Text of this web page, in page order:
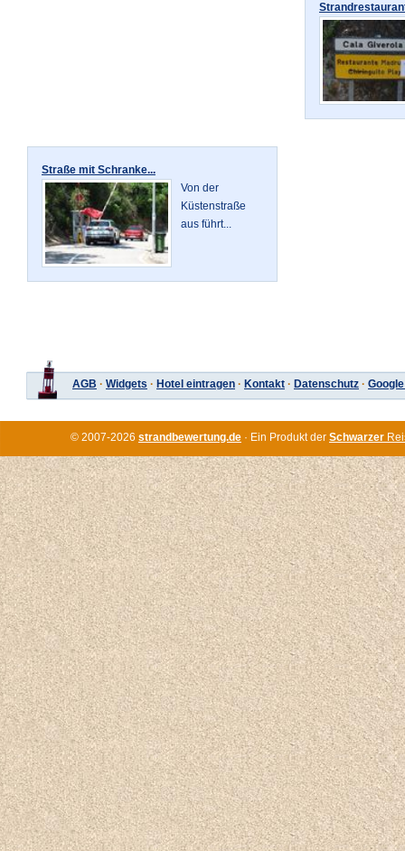
Straße mit Schranke...
Von der
Küstenstraße
aus führt...
AGB · Widgets · Hotel eintragen · Kontakt · Datenschutz ·
© 2007-2026 strandbewertung.de · Ein Produkt der Schwarzer